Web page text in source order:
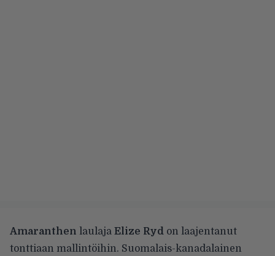
Amaranthen laulaja Elize Ryd on laajentanut
tonttiaan mallintöihin. Suomalais-kanadalainen